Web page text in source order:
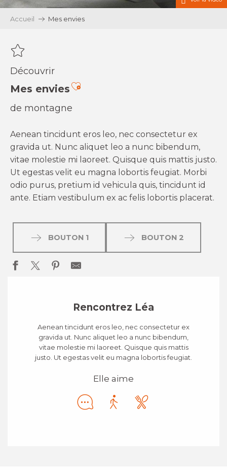
Accueil Mes envies
Découvrir
Mes enviesAjouter aux favoris
de montagne
Aenean tincidunt eros leo, nec consectetur ex
gravida ut. Nunc aliquet leo a nunc bibendum,
vitae molestie mi laoreet. Quisque quis mattis justo.
Ut egestas velit eu magna lobortis feugiat. Morbi
odio purus, pretium id vehicula quis, tincidunt id
ante. Etiam vestibulum ex ac felis lobortis placerat.
BOUTON 1 BOUTON 2
Rencontrez Léa
Aenean tincidunt eros leo, nec consectetur ex
gravida ut. Nunc aliquet leo a nunc bibendum,
vitae molestie mi laoreet. Quisque quis mattis
justo. Ut egestas velit eu magna lobortis feugiat.
Elle aime